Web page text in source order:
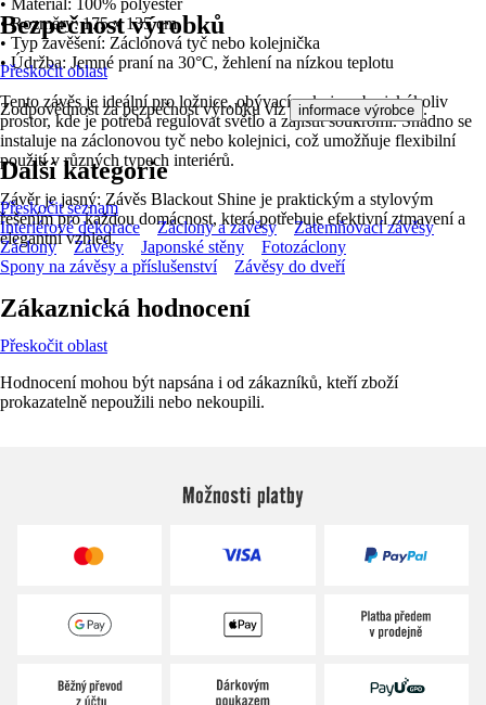
• Materiál: 100% polyester
• Rozměry: 175 x 135 cm
• Typ zavěšení: Záclonová tyč nebo kolejnička
• Údržba: Jemné praní na 30°C, žehlení na nízkou teplotu
Tento závěs je ideální pro ložnice, obývací pokoje nebo jakýkoliv
prostor, kde je potřeba regulovat světlo a zajistit soukromí. Snadno se
instaluje na záclonovou tyč nebo kolejnici, což umožňuje flexibilní
použití v různých typech interiérů.
Závěr je jasný: Závěs Blackout Shine je praktickým a stylovým
řešením pro každou domácnost, která potřebuje efektivní ztmavení a
elegantní vzhled.
Bezpečnost výrobků
Přeskočit oblast
Zodpovědnost za bezpečnost výrobku viz informace výrobce .
Další kategorie
Přeskočit seznam
Interiérové dekorace
Záclony a závěsy
Zatemňovací závěsy
Záclony
Závěsy Japonské stěny
Fotozáclony
Spony na závěsy a příslušenství
Závěsy do dveří
Zákaznická hodnocení
Přeskočit oblast
Hodnocení mohou být napsána i od zákazníků, kteří zboží
prokazatelně nepoužili nebo nekoupili.
Možnosti platby